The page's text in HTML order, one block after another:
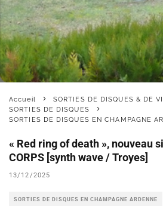
Accueil
SORTIES DE DISQUES & DE
SORTIES DE DISQUES
SORTIES DE DISQUES EN CHAMPAGNE
« Red ring of death », nouveau
CORPS [synth wave / Troyes]
13/12/2025
SORTIES DE DISQUES EN CHAMPAGNE ARDENNE